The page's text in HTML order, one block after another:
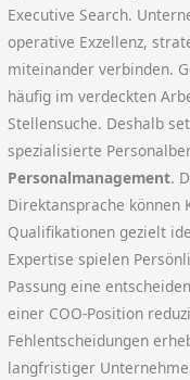
Executive Search.
operative Exzellenz,
miteinander verbinden.
häufig im verdeckten
Stellensuche. Deshalb
spezialisierte
Personalmanagement.
Direktansprache können
Qualifikationen gezielt
Expertise spielen
Passung eine
einer COO-Position
Fehlentscheidungen
langfristiger